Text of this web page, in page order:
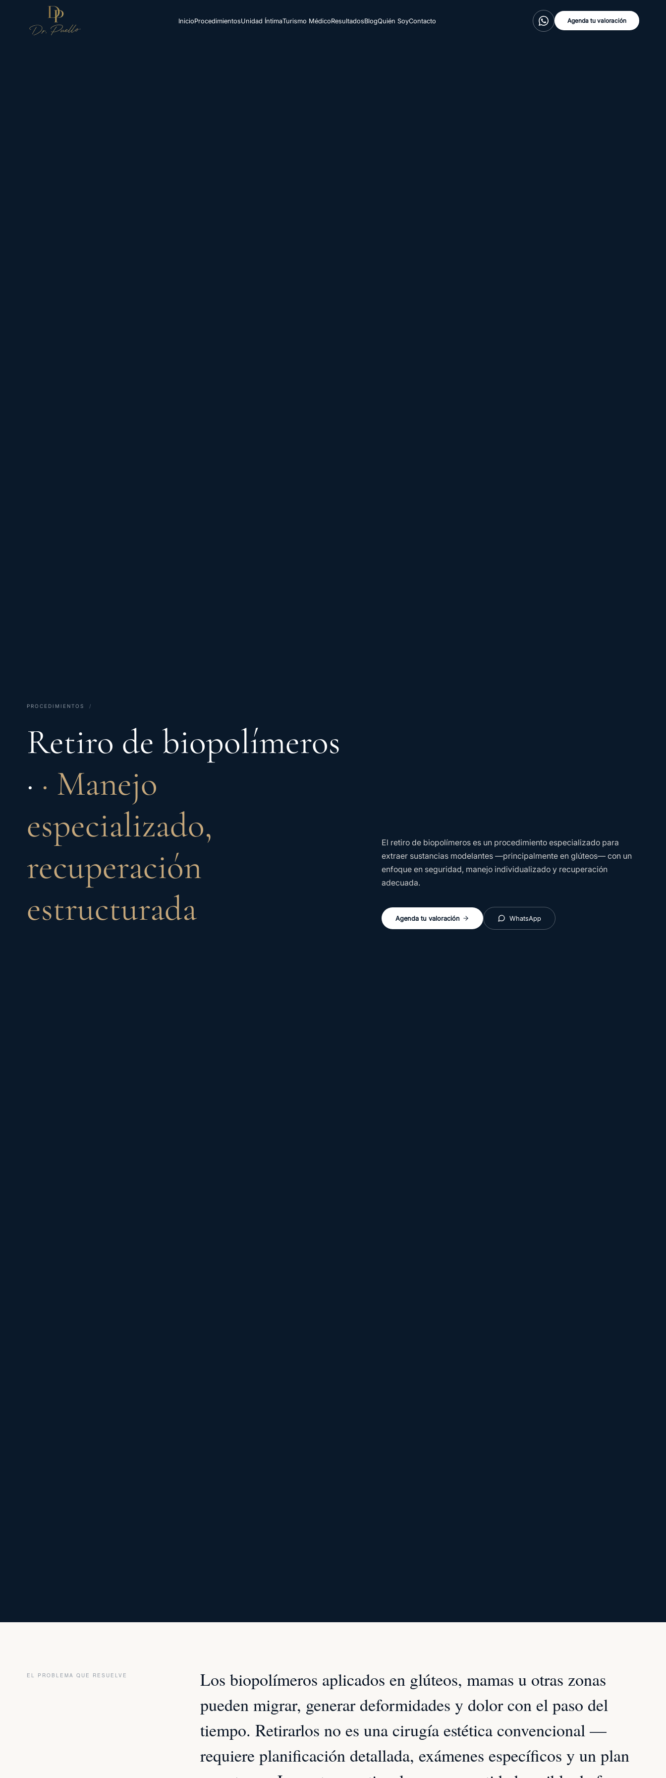
InicioProcedimientosUnidad ÍntimaTurismo MédicoResultadosBlogQuién SoyContacto Agenda tu valoración
PROCEDIMIENTOS /
Retiro de biopolímeros
· · Manejo
especializado,
recuperación
estructurada
El retiro de biopolímeros es un procedimiento especializado para
extraer sustancias modelantes —principalmente en glúteos— con un
enfoque en seguridad, manejo individualizado y recuperación
adecuada.
Agenda tu valoración WhatsApp
EL PROBLEMA QUE RESUELVE
Los biopolímeros aplicados en glúteos, mamas u otras zonas
pueden migrar, generar deformidades y dolor con el paso del
tiempo. Retirarlos no es una cirugía estética convencional —
requiere planificación detallada, exámenes específicos y un plan